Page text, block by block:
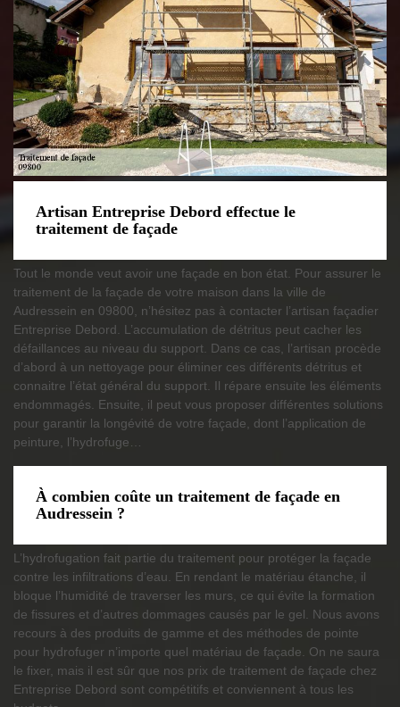
Artisan Entreprise Debord effectue le
traitement de façade
Tout le monde veut avoir une façade en bon état. Pour assurer le
traitement de la façade de votre maison dans la ville de
Audressein en 09800, n’hésitez pas à contacter l’artisan façadier
Entreprise Debord. L’accumulation de détritus peut cacher les
défaillances au niveau du support. Dans ce cas, l’artisan procède
d’abord à un nettoyage pour éliminer ces différents détritus et
connaitre l’état général du support. Il répare ensuite les éléments
endommagés. Ensuite, il peut vous proposer différentes solutions
pour garantir la longévité de votre façade, dont l’application de
peinture, l’hydrofuge…
À combien coûte un traitement de façade en
Audressein ?
L’hydrofugation fait partie du traitement pour protéger la façade
contre les infiltrations d’eau. En rendant le matériau étanche, il
bloque l’humidité de traverser les murs, ce qui évite la formation
de fissures et d’autres dommages causés par le gel. Nous avons
recours à des produits de gamme et des méthodes de pointe
pour hydrofuger n’importe quel matériau de façade. On ne saura
le fixer, mais il est sûr que nos prix de traitement de façade chez
Entreprise Debord sont compétitifs et conviennent à tous les